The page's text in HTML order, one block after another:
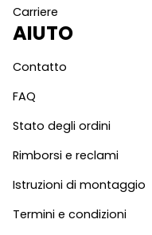
Carriere
AIUTO
Contatto
FAQ
Stato degli ordini
Rimborsi e reclami
Istruzioni di montaggio
Termini e condizioni